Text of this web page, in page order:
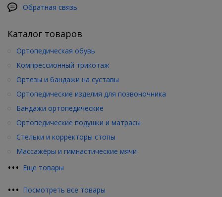
Обратная связь
Каталог товаров
••• Еще товары
Ортопедическая обувь
Компрессионный трикотаж
Ортезы и бандажи на суставы
Ортопедические изделия для позвоночника
Бандажи ортопедические
Ортопедические подушки и матрасы
Стельки и корректоры стопы
Массажёры и гимнастические мячи
••• Посмотреть все товары